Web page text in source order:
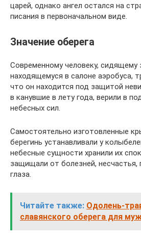
царей, однако ангел остался на
писания в первоначальном виде.
Значение оберега
Современному человеку,
находящемуся в салоне аэробуса,
что он находится под защитой
в канувшие в лету года, верили в
небесных сил.
Самостоятельно изготовленные
берегинь устанавливали у
небесные сущности хранили их
защищали от болезней, несчастья,
глаза.
Читайте также: Одолень-
славянского оберега для